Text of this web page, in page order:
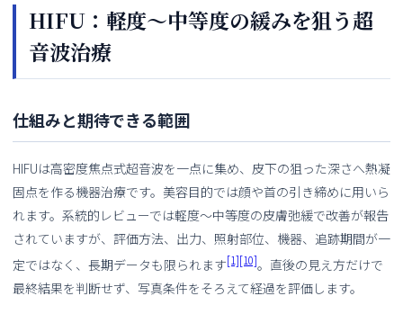
HIFU：軽度〜中等度の緩みを狙う超
音波治療
仕組みと期待できる範囲
HIFUは高密度焦点式超音波を一点に集め、皮下の狙った深さへ熱凝
固点を作る機器治療です。美容目的では顔や首の引き締めに用いら
れます。系統的レビューでは軽度〜中等度の皮膚弛緩で改善が報告
されていますが、評価方法、出力、照射部位、機器、追跡期間が一
定ではなく、長期データも限られます[1][10]。直後の見え方だけで
最終結果を判断せず、写真条件をそろえて経過を評価します。